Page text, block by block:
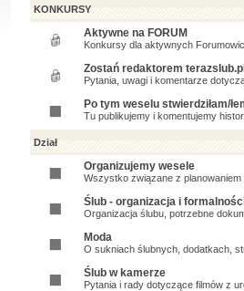
KONKURSY
Aktywne na FORUM
Konkursy dla aktywnych
Zostań redaktorem terazslub.pl
Pytania, uwagi i komentarze
Po tym weselu stwierdziłam/
Tu publikujemy i komentujemy
Dział
Organizujemy wesele
Wszystko związane z planowaniem
Ślub - organizacja i
Organizacja ślubu, potrzebne
Moda
O sukniach ślubnych, dodatkach,
Ślub w kamerze
Pytania i rady dotyczące filmów z